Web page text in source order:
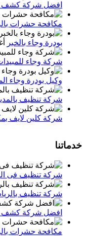
افضل شركة كشف تسربات المياه
مكافحة حشرات بالرياض 055650170 خصم 39% القضاء التام علي
بودرة وجاء بالخبر
شركة وجاء
وكيل بودرة وجاء
شركة تنظيف
شركة كلين لايف بمكة خصم 40% لفترة محدودة للتواصل
خدماتنا
شركة تنظيف فى
شركة تنظيف بالرياض 0556501701 كلــين لايــن خصم 39% تنظيف وتعقيم المنازل
افضل شركة كشف تسربات المياه
مكافحة حشرات بالرياض 055650170 خصم 39% القضاء التام علي